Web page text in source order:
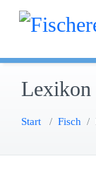
Zum
Lexikon
Start / Fisch /